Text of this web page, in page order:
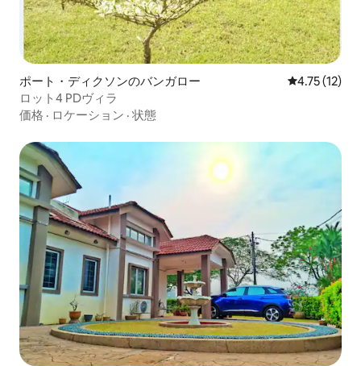
ポート・ディクソンのバンガロー レビュー12
4.75 (12)
ロット4 PDヴィラ
価格 · ロケーション · 状態